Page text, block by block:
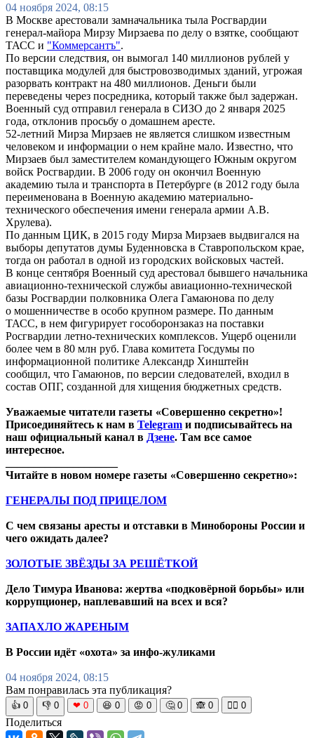
04 ноября 2024, 08:15
В Москве арестовали замначальника тыла Росгвардии
генерал-майора Мирзу Мирзаева по делу о взятке, сообщают
ТАСС и "Коммерсантъ".
По версии следствия, он вымогал 140 миллионов рублей у
поставщика модулей для быстровозводимых зданий, угрожая
разорвать контракт на 480 миллионов. Деньги были
переведены через посредника, который также был задержан.
Военный суд отправил генерала в СИЗО до 2 января 2025
года, отклонив просьбу о домашнем аресте.
52-летний Мирза Мирзаев не является слишком известным
человеком и информации о нем крайне мало. Известно, что
Мирзаев был заместителем командующего Южным округом
войск Росгвардии. В 2006 году он окончил Военную
академию тыла и транспорта в Петербурге (в 2012 году была
переименована в Военную академию материально-
технического обеспечения имени генерала армии А.В.
Хрулева).
По данным ЦИК, в 2015 году Мирза Мирзаев выдвигался на
выборы депутатов думы Буденновска в Ставропольском крае,
тогда он работал в одной из городских войсковых частей.
В конце сентября Военный суд арестовал бывшего начальника
авиационно-технической службы авиационно-технической
базы Росгвардии полковника Олега Гамаюнова по делу
о мошенничестве в особо крупном размере. По данным
ТАСС, в нем фигурирует гособоронзаказ на поставки
Росгвардии летно-технических комплексов. Ущерб оценили
более чем в 80 млн руб. Глава комитета Госдумы по
информационной политике Александр Хинштейн
сообщил, что Гамаюнов, по версии следователей, входил в
состав ОПГ, созданной для хищения бюджетных средств.
Уважаемые читатели газеты «Совершенно секретно»!
Присоединяйтесь к нам в Telegram и подписывайтесь на
наш официальный канал в Дзене. Там все самое
интересное.
Читайте в новом номере газеты «Совершенно секретно»:
ГЕНЕРАЛЫ ПОД ПРИЦЕЛОМ
С чем связаны аресты и отставки в Минобороны России и
чего ожидать далее?
ЗОЛОТЫЕ ЗВЁЗДЫ ЗА РЕШЁТКОЙ
Дело Тимура Иванова: жертва «подковёрной борьбы» или
коррупционер, наплевавший на всех и вся?
ЗАПАХЛО ЖАРЕНЫМ
В России идёт «охота» за инфо-жуликами
04 ноября 2024, 08:15
Вам понравилась эта публикация?
👍 0 👎 0 ❤ 0 😆 0 😡 0 🤔 0 🙈 0 🧘‍♀️ 0
Поделиться